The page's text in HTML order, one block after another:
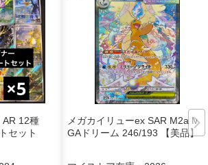
AR 12種
セット
メガカイリューex SAR M2a ME
GAドリーム 246/193 【美品】